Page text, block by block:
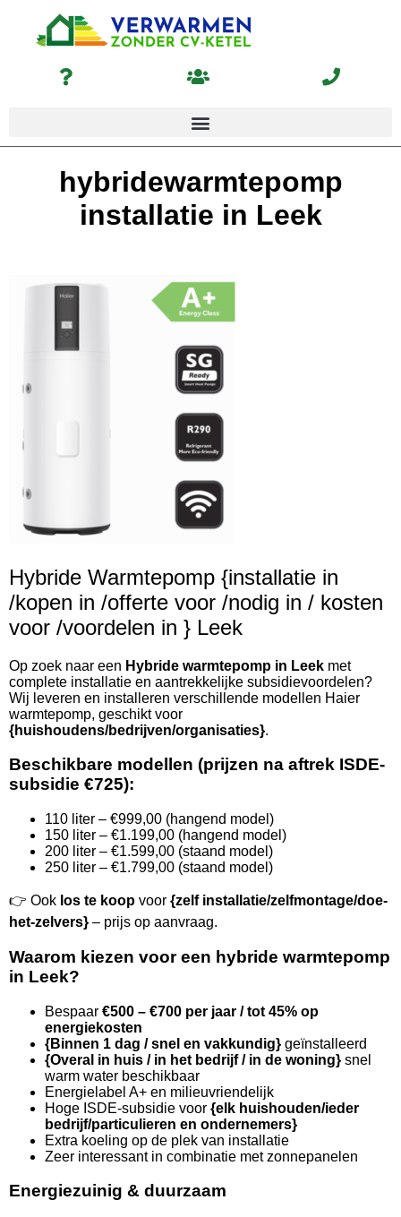
hybridewarmtepomp
installatie in Leek
Hybride Warmtepomp {installatie in
/kopen in /offerte voor /nodig in / kosten
voor /voordelen in } Leek
Op zoek naar een Hybride warmtepomp in Leek met
complete installatie en aantrekkelijke subsidievoordelen?
Wij leveren en installeren verschillende modellen Haier
warmtepomp, geschikt voor
{huishoudens/bedrijven/organisaties}.
Beschikbare modellen (prijzen na aftrek ISDE-
subsidie €725):
110 liter – €999,00 (hangend model)
150 liter – €1.199,00 (hangend model)
200 liter – €1.599,00 (staand model)
250 liter – €1.799,00 (staand model)
👉 Ook los te koop voor {zelf installatie/zelfmontage/doe-
het-zelvers} – prijs op aanvraag.
Waarom kiezen voor een hybride warmtepomp
in Leek?
Bespaar €500 – €700 per jaar / tot 45% op
energiekosten
{Binnen 1 dag / snel en vakkundig} geïnstalleerd
{Overal in huis / in het bedrijf / in de woning} snel
warm water beschikbaar
Energielabel A+ en milieuvriendelijk
Hoge ISDE-subsidie voor {elk huishouden/ieder
bedrijf/particulieren en ondernemers}
Extra koeling op de plek van installatie
Zeer interessant in combinatie met zonnepanelen
Energiezuinig & duurzaam